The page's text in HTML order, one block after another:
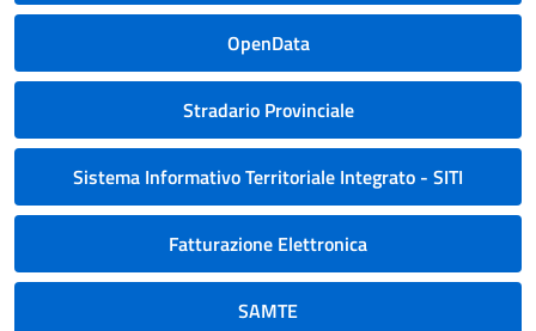
OpenData
Stradario Provinciale
Sistema Informativo Territoriale Integrato - SITI
Fatturazione Elettronica
SAMTE